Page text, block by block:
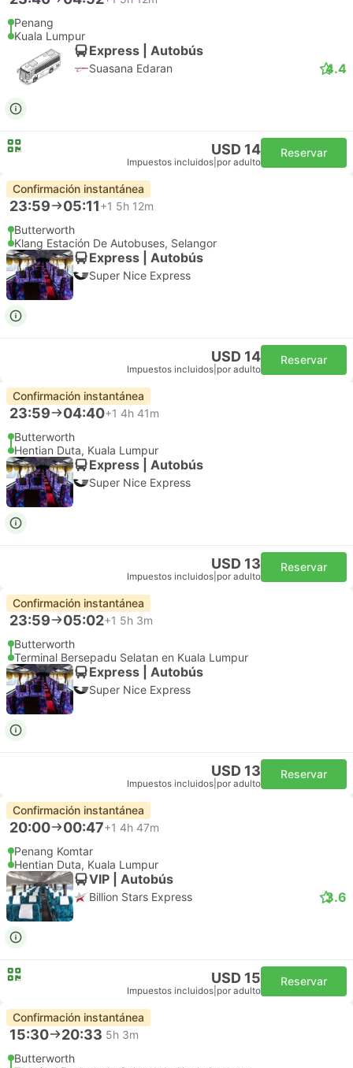
Penang
Kuala Lumpur
Express | Autobús
Suasana Edaran 4.4
USD 14
Impuestos incluidos por adulto
Reservar
Confirmación instantánea
23:59 05:11+1 5h 12m
Butterworth
Klang Estación De Autobuses, Selangor
Express | Autobús
Super Nice Express
USD 14
Impuestos incluidos por adulto
Reservar
Confirmación instantánea
23:59 04:40+1 4h 41m
Butterworth
Hentian Duta, Kuala Lumpur
Express | Autobús
Super Nice Express
USD 13
Impuestos incluidos por adulto
Reservar
Confirmación instantánea
23:59 05:02+1 5h 3m
Butterworth
Terminal Bersepadu Selatan en Kuala Lumpur
Express | Autobús
Super Nice Express
USD 13
Impuestos incluidos por adulto
Reservar
Confirmación instantánea
20:00 00:47+1 4h 47m
Penang Komtar
Hentian Duta, Kuala Lumpur
VIP | Autobús
Billion Stars Express 3.6
USD 15
Impuestos incluidos por adulto
Reservar
Confirmación instantánea
15:30 20:33 5h 3m
Butterworth